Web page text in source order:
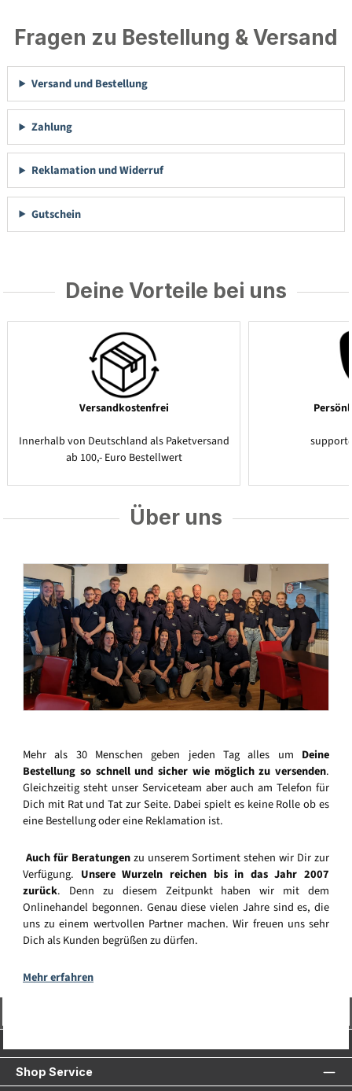
Fragen zu Bestellung & Versand
Versand und Bestellung
Zahlung
Reklamation und Widerruf
Gutschein
Deine Vorteile bei uns
Versandkostenfrei
Innerhalb von Deutschland als Paketversand
ab 100,- Euro Bestellwert
Über uns
Mehr als 30 Menschen geben jeden Tag alles um Deine
Bestellung so schnell und sicher wie möglich zu versenden.
Gleichzeitig steht unser Serviceteam aber auch am Telefon für
Dich mit Rat und Tat zur Seite. Dabei spielt es keine Rolle ob es
eine Bestellung oder eine Reklamation ist.
Auch für Beratungenzu unserem Sortiment stehen wir Dir zur
Verfügung. Unsere Wurzeln reichen bis in das Jahr 2007
zurück. Denn zu diesem Zeitpunkt haben wir mit dem
Onlinehandel begonnen. Genau diese vielen Jahre sind es, die
uns zu einem wertvollen Partner machen. Wir freuen uns sehr
Dich als Kunden begrüßen zu dürfen.
Mehr erfahren
Shop Service